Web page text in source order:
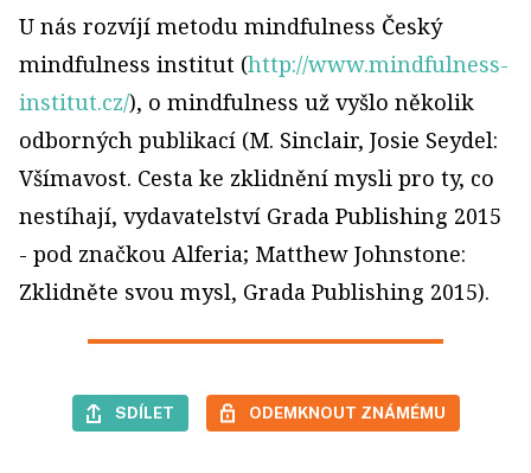
U nás rozvíjí metodu mindfulness Český
mindfulness institut (http://www.mindfulness-
institut.cz/), o mindfulness už vyšlo několik
odborných publikací (M. Sinclair, Josie Seydel:
Všímavost. Cesta ke zklidnění mysli pro ty, co
nestíhají, vydavatelství Grada Publishing 2015
- pod značkou Alferia; Matthew Johnstone:
Zklidněte svou mysl, Grada Publishing 2015).
SDÍLET ODEMKNOUT ZNÁMÉMU